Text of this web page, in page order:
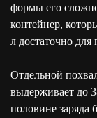
формы его
контейнер,
л достаточно для
Отдельной
выдерживает до
половине заряда